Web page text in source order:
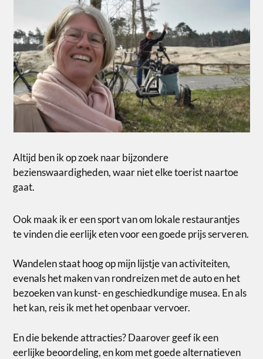
Altijd ben ik op zoek naar bijzondere
bezienswaardigheden, waar niet elke toerist naartoe
gaat.
Ook maak ik er een sport van om lokale restaurantjes
te vinden die eerlijk eten voor een goede prijs serveren.
Wandelen staat hoog op mijn lijstje van activiteiten,
evenals het maken van rondreizen met de auto en het
bezoeken van kunst- en geschiedkundige musea. En als
het kan, reis ik met het openbaar vervoer.
En die bekende attracties? Daarover geef ik een
eerlijke beoordeling, en kom met goede alternatieven